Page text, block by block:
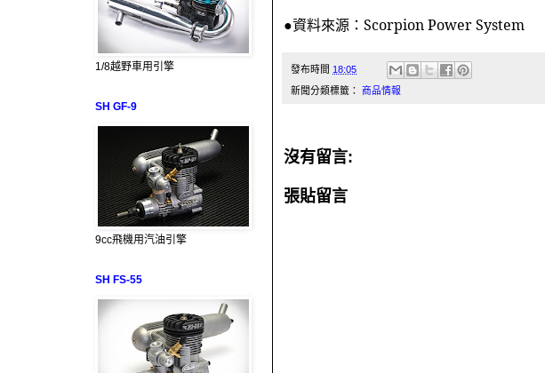
●資料來源： Scorpion Power System
發布時間 18:05
新聞分類標籤： 商品情報
沒有留言:
張貼留言
1/8越野車用引擎
SH GF-9
9cc飛機用汽油引擎
SH FS-55